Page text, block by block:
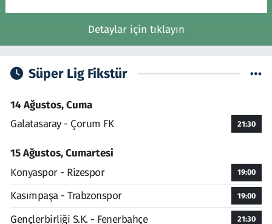
Detaylar için tıklayın
Süper Lig Fikstür
14 Ağustos, Cuma
Galatasaray - Çorum FK
21:30
15 Ağustos, Cumartesi
Konyaspor - Rizespor
19:00
Kasımpaşa - Trabzonspor 19:00
Gençlerbirliği S.K. - Fenerbahçe 21:30